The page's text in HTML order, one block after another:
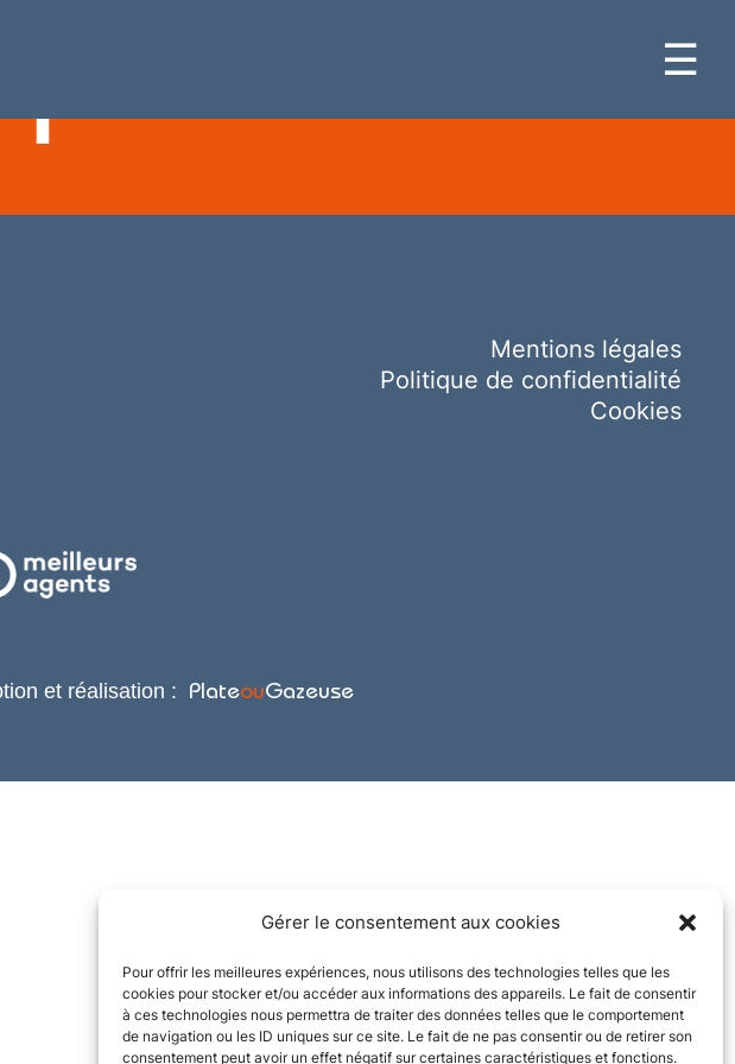
Gérer le consentement aux cookies
Pour offrir les meilleures expériences, nous utilisons des technologies telles que les
cookies pour stocker et/ou accéder aux informations des appareils. Le fait de consentir
à ces technologies nous permettra de traiter des données telles que le comportement
de navigation ou les ID uniques sur ce site. Le fait de ne pas consentir ou de retirer son
consentement peut avoir un effet négatif sur certaines caractéristiques et fonctions.
☰
Mentions légales
Politique de confidentialité
Cookies
et réalisation : PlateouGazeuse